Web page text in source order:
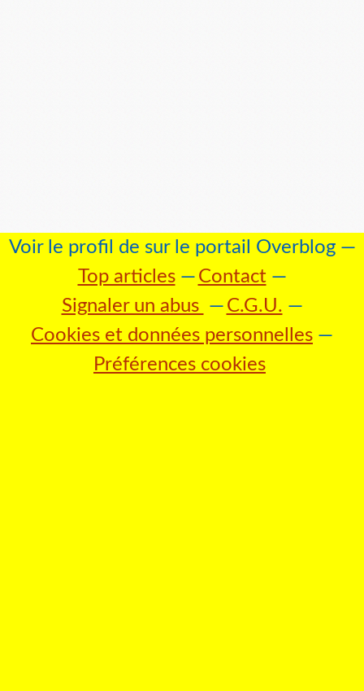
Voir le profil de sur le portail Overblog
Top articles
Contact
Signaler un abus
C.G.U.
Cookies et données personnelles
Préférences cookies